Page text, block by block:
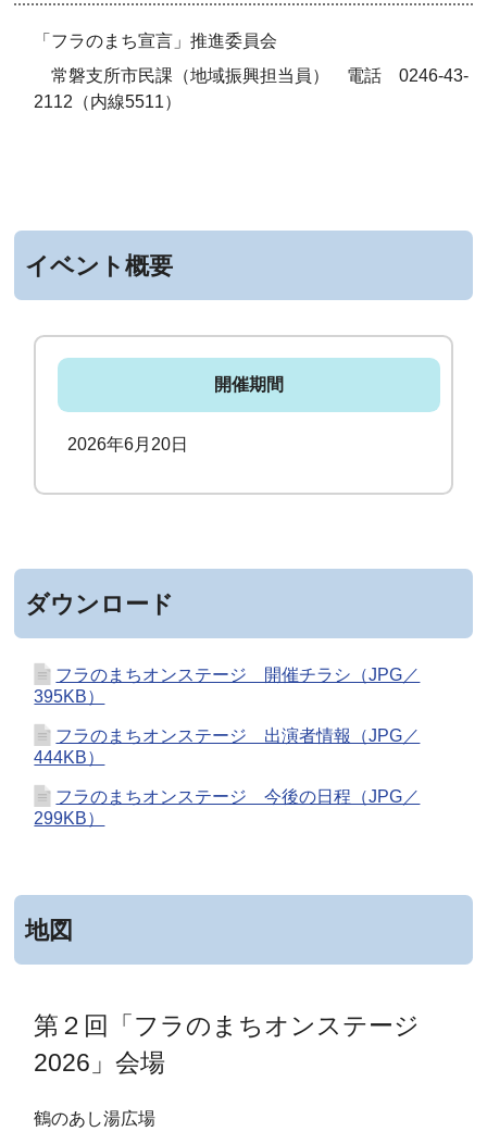
「フラのまち宣言」推進委員会
常磐支所市民課（地域振興担当員） 電話 0246-43-
2112（内線5511）
イベント概要
開催期間
2026年6月20日
ダウンロード
フラのまちオンステージ 開催チラシ（JPG／
395KB）
フラのまちオンステージ 出演者情報（JPG／
444KB）
フラのまちオンステージ 今後の日程（JPG／
299KB）
地図
第２回「フラのまちオンステージ
2026」会場
鶴のあし湯広場